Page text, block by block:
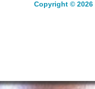
Copyright © 2026